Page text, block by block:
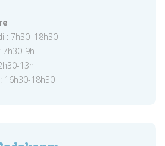
: 7h30–18h30
7h30-9h
13h
16h30-18h30